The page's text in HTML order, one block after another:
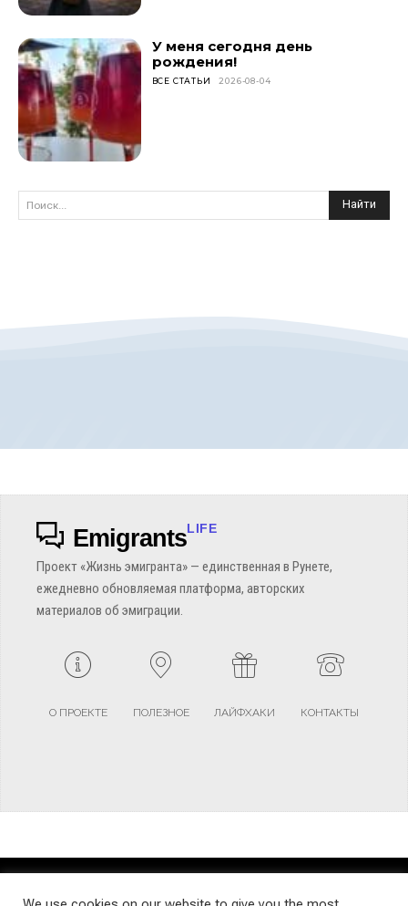
У меня сегодня день
рождения!
ВСЕ СТАТЬИ 2026-08-04
Поиск... Найти
EmigrantsLIFE
Проект «Жизнь эмигранта» — единственная в Рунете,
ежедневно обновляемая платформа, авторских
материалов об эмиграции.
О ПРОЕКТЕ ПОЛЕЗНОЕ ЛАЙФХАКИ КОНТАКТЫ
TERMS AND CONDITIONS PRIVACY POLICY SITEMAP